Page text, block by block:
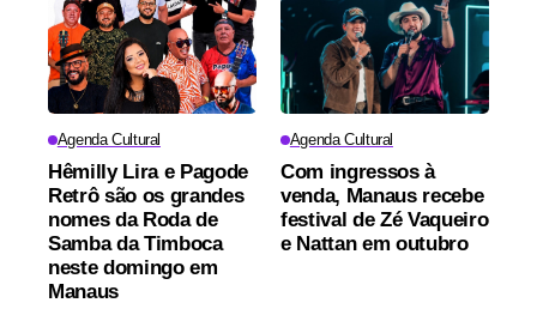
Agenda Cultural
Hêmilly Lira e Pagode
Retrô são os grandes
nomes da Roda de
Samba da Timboca
neste domingo em
Manaus
Agenda Cultural
Com ingressos à
venda, Manaus recebe
festival de Zé Vaqueiro
e Nattan em outubro